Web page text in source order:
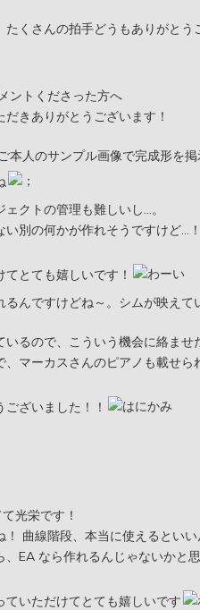
くさんの拍手どうもありがとう
ントくださった方へ
きありがとうございます！
本人のサンプル画像で完成形を
クトの管理も難しいし…。
別の何かが作れそうですけど…！
とても嬉しいです！
んですけどね～。シムが映えて
るので、こういう機会に絡ませ
マーカスさんのピアノも載せら
ざいました！！
光栄です！
曲線階段、本当に使えるといい
EA なら作れるんじゃないかと
ていただけてとても嬉しいです